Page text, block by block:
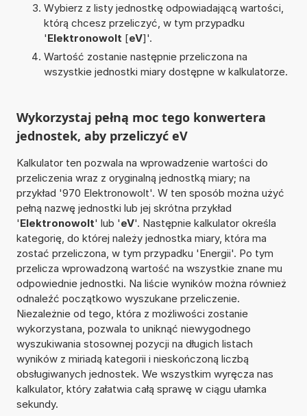
Wybierz z listy jednostkę odpowiadającą wartości,
którą chcesz przeliczyć, w tym przypadku
'Elektronowolt [eV]'.
Wartość zostanie następnie przeliczona na
wszystkie jednostki miary dostępne w kalkulatorze.
Wykorzystaj pełną moc tego konwertera
jednostek, aby przeliczyć eV
Kalkulator ten pozwala na wprowadzenie wartości do
przeliczenia wraz z oryginalną jednostką miary; na
przykład '970 Elektronowolt'. W ten sposób można użyć
pełną nazwę jednostki lub jej skrótna przykład
'Elektronowolt' lub 'eV'. Następnie kalkulator określa
kategorię, do której należy jednostka miary, która ma
zostać przeliczona, w tym przypadku 'Energii'. Po tym
przelicza wprowadzoną wartość na wszystkie znane mu
odpowiednie jednostki. Na liście wyników można również
odnaleźć początkowo wyszukane przeliczenie.
Niezależnie od tego, która z możliwości zostanie
wykorzystana, pozwala to uniknąć niewygodnego
wyszukiwania stosownej pozycji na długich listach
wyników z miriadą kategorii i nieskończoną liczbą
obsługiwanych jednostek. We wszystkim wyręcza nas
kalkulator, który załatwia całą sprawę w ciągu ułamka
sekundy.